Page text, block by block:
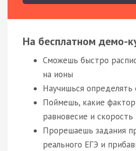
На бесплатном демо-
Сможешь быстро
на ионы
Научишься определять
Поймешь, какие
равновесие и скорость
Прорешаешь задания
реального ЕГЭ и